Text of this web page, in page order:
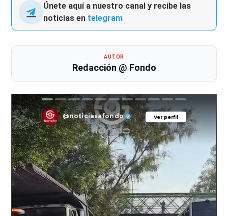
Únete aquí a nuestro canal y recibe las
noticias en telegram
AUTOR
Redacción @ Fondo
Ver perfil
@noticiasafondo Ver perfil